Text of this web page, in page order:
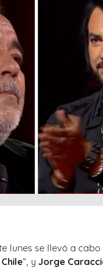
lunes se llevó a
”, y Jorge